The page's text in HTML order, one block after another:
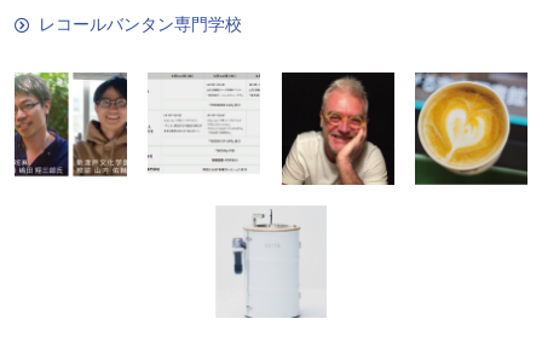
レコールバンタン専門学校